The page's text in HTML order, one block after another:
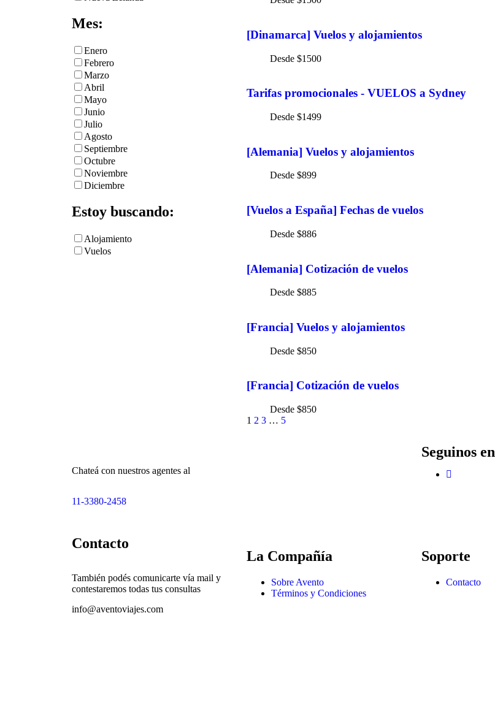
Mes:
Enero
Febrero
Marzo
Abril
Mayo
Junio
Julio
Agosto
Septiembre
Octubre
Noviembre
Diciembre
Estoy buscando:
Alojamiento
Vuelos
[Dinamarca] Vuelos y alojamientos
$1500
Tarifas promocionales - VUELOS a Sydney
$1499
[Alemania] Vuelos y alojamientos
$899
[Vuelos a España] Fechas de vuelos
$886
[Alemania] Cotización de vuelos
$885
[Francia] Vuelos y alojamientos
$850
[Francia] Cotización de vuelos
$850
1 2 3 … 5
Chateá con nuestros agentes al
11-3380-2458
Seguinos en
Contacto
También podés comunicarte vía mail y
contestaremos todas tus consultas
info@aventoviajes.com
La Compañía
Sobre Avento
Términos y Condiciones
Soporte
Contacto